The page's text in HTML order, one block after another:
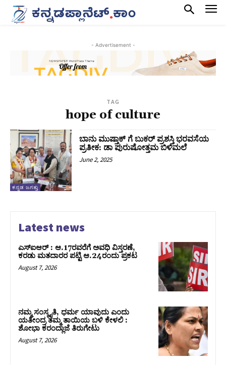
- Advertisement -
TAG
hope of culture
ಕನ್ನಡ ಜಗತ್ತು
ಬಾನು ಮುಷ್ತಾಕ್ ಗೆ ಬುಕರ್ ಪ್ರಶಸ್ತಿ ಭರವಸೆಯ
ಪ್ರತೀಕ: ಡಾ ಪುರುಷೋತ್ತಮ ಬಿಳಿಮಲೆ
June 2, 2025
Latest news
ಎಸ್‌ಐಆರ್‌ : ಆ.17ರವರೆಗೆ ಅವಧಿ ವಿಸ್ತರಣೆ,
ಕರಡು ಮತದಾರರ ಪಟ್ಟಿ ಆ.24ರಂದು ಪ್ರಕಟ
August 7, 2026
ನಮ್ಮ ಸಂಸ್ಕೃತಿ, ಧರ್ಮ ಯಾವುದು ಎಂದು
ಯತೀಂದ್ರ ತಮ್ಮ ತಾಯಿಯ ಬಳಿ ಕೇಳಲಿ :
ಶೋಭಾ ಕರಂದ್ಲಾಜೆ ತಿರುಗೇಟು
August 7, 2026